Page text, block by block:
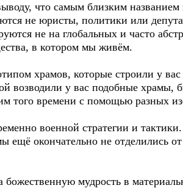
что самым близким названием
не юристы, политики или
не на глобальных и часто
в котором мы живём.
храмов, которые строили у
возводили у вас подобные храмы,
того времени с помощью разных
военной стратегии и
ещё окончательно не отделились
мудрость в